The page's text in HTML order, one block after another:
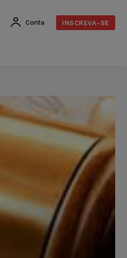
Conta INSCREVA-SE